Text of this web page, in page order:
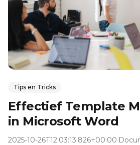
Tips en Tricks
Effectief Template
in Microsoft Word
2025-10-26T12:03:13.826+00:00